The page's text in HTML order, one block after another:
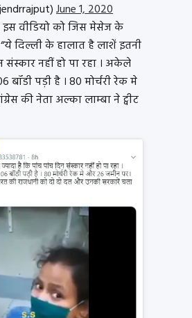
June 1, 2020
इस वीडियो को जिस मेसेज के
दिल्ली के हालात है लाशें इतनी
संस्कार नहीं हो पा रहा । अकेले
पड़ी है । 80 मोर्चरी रेक मे
की नेता अल्का लाम्बा ने ट्वीट